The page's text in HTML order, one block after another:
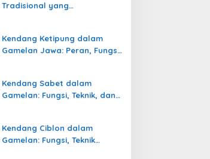
Tradisional yang
Kendang Ketipung dalam
Gamelan Jawa: Peran, Fungsi,
Kendang Sabet dalam
Gamelan: Fungsi, Teknik, dan
Kendang Ciblon dalam
Gamelan: Fungsi, Teknik